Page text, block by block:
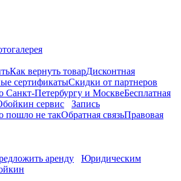
Как вернуть товарДисконтная
сертификатыСкидки от партнеров
Санкт-Петербургу и МосквеБесплатная
сервис
Запись
пошло не такОбратная связьПравовая
аренду
Юридическим